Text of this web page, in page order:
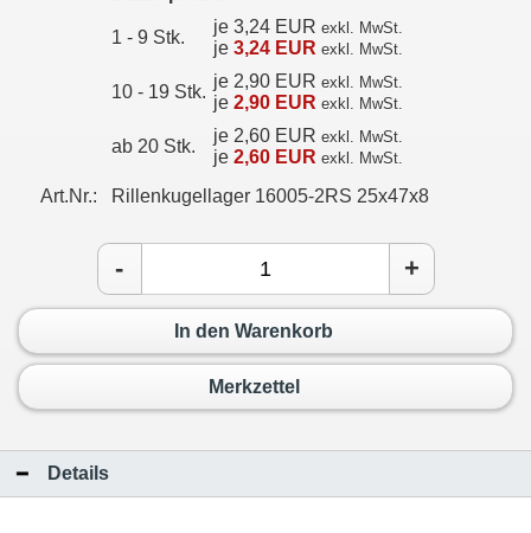
1 - 9 Stk.
je 3,24 EUR exkl. MwSt.
je 3,24 EUR exkl. MwSt.
10 - 19 Stk.
je 2,90 EUR exkl. MwSt.
je 2,90 EUR exkl. MwSt.
ab 20 Stk.
je 2,60 EUR exkl. MwSt.
je 2,60 EUR exkl. MwSt.
Art.Nr.: Rillenkugellager 16005-2RS 25x47x8
- +
In den Warenkorb
Merkzettel
Details